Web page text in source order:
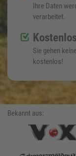
Ihre Daten
verarbeitet.
Sie gehen
kostenlos!
Bekannt aus: